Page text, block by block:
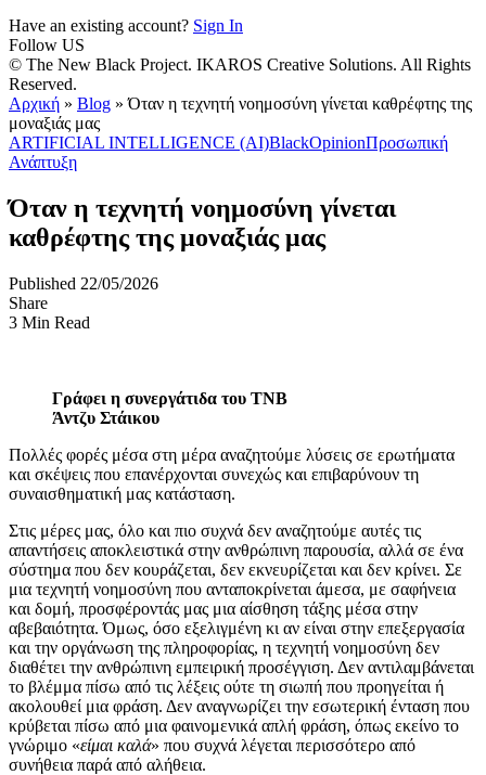
Have an existing account? Sign In
Follow US
© The New Black Project. IKAROS Creative Solutions. All Rights
Reserved.
Αρχική » Blog »Όταν η τεχνητή νοημοσύνη γίνεται καθρέφτης της
μοναξιάς μας
ARTIFICIAL INTELLIGENCE (AI)BlackOpinionΠροσωπική
Ανάπτυξη
Όταν η τεχνητή νοημοσύνη γίνεται
καθρέφτης της μοναξιάς μας
Published 22/05/2026
Share
3 Min Read
Γράφει η συνεργάτιδα του ΤΝΒ
Άντζυ Στάικου
Πολλές φορές μέσα στη μέρα αναζητούμε λύσεις σε ερωτήματα
και σκέψεις που επανέρχονται συνεχώς και επιβαρύνουν τη
συναισθηματική μας κατάσταση.
Στις μέρες μας, όλο και πιο συχνά δεν αναζητούμε αυτές τις
απαντήσεις αποκλειστικά στην ανθρώπινη παρουσία, αλλά σε ένα
σύστημα που δεν κουράζεται, δεν εκνευρίζεται και δεν κρίνει. Σε
μια τεχνητή νοημοσύνη που ανταποκρίνεται άμεσα, με σαφήνεια
και δομή, προσφέροντάς μας μια αίσθηση τάξης μέσα στην
αβεβαιότητα. Όμως, όσο εξελιγμένη κι αν είναι στην επεξεργασία
και την οργάνωση της πληροφορίας, η τεχνητή νοημοσύνη δεν
διαθέτει την ανθρώπινη εμπειρική προσέγγιση. Δεν αντιλαμβάνεται
το βλέμμα πίσω από τις λέξεις ούτε τη σιωπή που προηγείται ή
ακολουθεί μια φράση. Δεν αναγνωρίζει την εσωτερική ένταση που
κρύβεται πίσω από μια φαινομενικά απλή φράση, όπως εκείνο το
γνώριμο «είμαι καλά» που συχνά λέγεται περισσότερο από
συνήθεια παρά από αλήθεια.